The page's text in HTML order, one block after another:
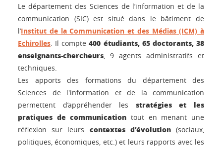
Le département des Sciences de l’information et de la
communication (SIC) est situé dans le bâtiment de
l’Institut de la Communication et des Médias (ICM) à
Echirolles . Il compte400 étudiants, 65 doctorants, 38
enseignants-chercheurs , 9 agents administratifs et
techniques.
Les apports des formations du département des
Sciences de l'information et de la communication
permettent d’appréhender les stratégies et les
pratiques de communication tout en menant une
réflexion sur leurs contextes d’évolution(sociaux,
politiques, économiques, etc.) et leurs rapports avec les